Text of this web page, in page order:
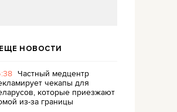
ЕЩЕ НОВОСТИ
Частный медцентр
чекапы для
которые приезжают
из-за границы